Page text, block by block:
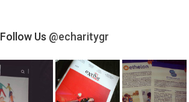
Follow Us @echaritygr